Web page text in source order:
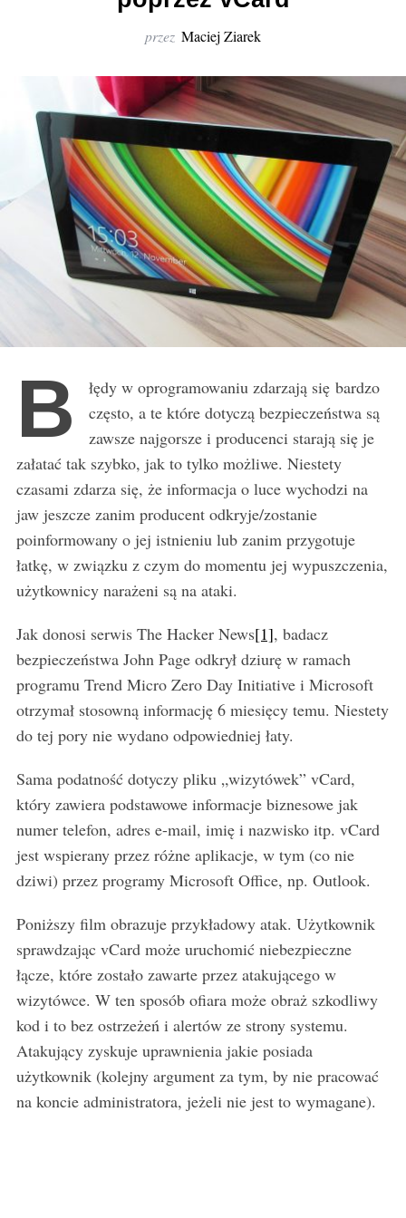
przez Maciej Ziarek
B
łędy w oprogramowaniu zdarzają się bardzo
często, a te które dotyczą bezpieczeństwa są
zawsze najgorsze i producenci starają się je
załatać tak szybko, jak to tylko możliwe. Niestety
czasami zdarza się, że informacja o luce wychodzi na
jaw jeszcze zanim producent odkryje/zostanie
poinformowany o jej istnieniu lub zanim przygotuje
łatkę, w związku z czym do momentu jej wypuszczenia,
użytkownicy narażeni są na ataki.
Jak donosi serwis The Hacker News[1], badacz
bezpieczeństwa John Page odkrył dziurę w ramach
programu Trend Micro Zero Day Initiative i Microsoft
otrzymał stosowną informację 6 miesięcy temu. Niestety
do tej pory nie wydano odpowiedniej łaty.
Sama podatność dotyczy pliku „wizytówek” vCard,
który zawiera podstawowe informacje biznesowe jak
numer telefon, adres e-mail, imię i nazwisko itp. vCard
jest wspierany przez różne aplikacje, w tym (co nie
dziwi) przez programy Microsoft Office, np. Outlook.
Poniższy film obrazuje przykładowy atak. Użytkownik
sprawdzając vCard może uruchomić niebezpieczne
łącze, które zostało zawarte przez atakującego w
wizytówce. W ten sposób ofiara może obraż szkodliwy
kod i to bez ostrzeżeń i alertów ze strony systemu.
Atakujący zyskuje uprawnienia jakie posiada
użytkownik (kolejny argument za tym, by nie pracować
na koncie administratora, jeżeli nie jest to wymagane).